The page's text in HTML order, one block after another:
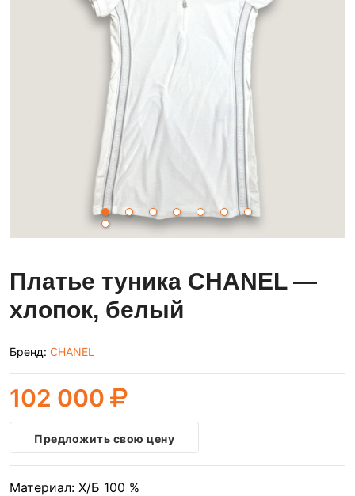
Платье туника CHANEL —
хлопок, белый
Бренд: CHANEL
102 000
Предложить свою цену
Материал: Х/Б 100 %